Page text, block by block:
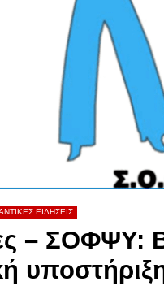
ΕΙΔΗΣΕΙΣ
– ΣΟΦΨΥ: